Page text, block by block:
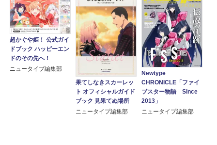
超かぐや姫！ 公式ガイ
ドブック ハッピーエン
ドのその先へ！
ニュータイプ編集部
果てしなきスカーレッ
ト オフィシャルガイド
ブック 見果てぬ場所
ニュータイプ編集部
Newtype
CHRONICLE「ファイ
ブスター物語 Since
2013」
ニュータイプ編集部